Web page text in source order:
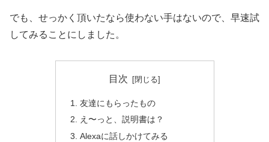
でも、せっかく頂いたなら使わない手はないので、早速試
してみることにしました。
目次
友達にもらったもの
え〜っと、説明書は？
Alexaに話しかけてみる